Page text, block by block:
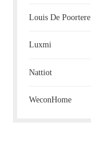
Louis De Poortere
Luxmi
Nattiot
WeconHome